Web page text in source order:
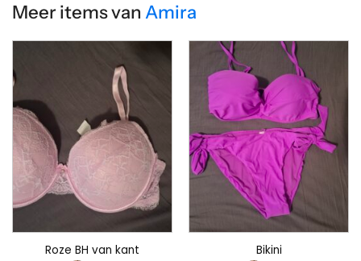
Meer items van Amira
Roze BH van kant Bikini